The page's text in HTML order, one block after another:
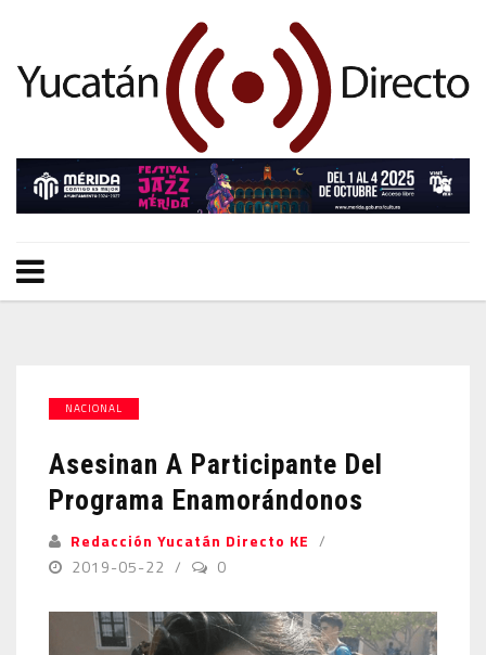
NACIONAL
Asesinan A Participante Del
Programa Enamorándonos
Redacción Yucatán Directo KE
2019-05-22
0